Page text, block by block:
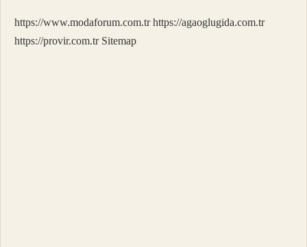
https://www.modaforum.com.tr https://agaoglugida.com.tr
https://provir.com.tr Sitemap